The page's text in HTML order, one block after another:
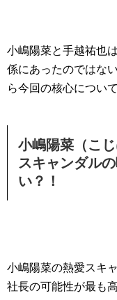
小嶋陽菜と手越祐也
係にあったのではな
ら今回の核心につい
小嶋陽菜（こ
スキャンダル
い？！
小嶋陽菜の熱愛スキ
社長の可能性が最も